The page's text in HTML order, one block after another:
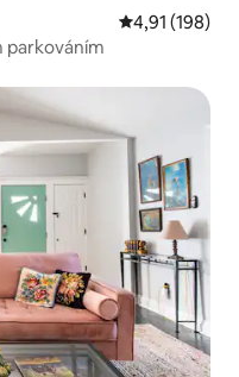
Průměrné
4,91 (198)
parkováním